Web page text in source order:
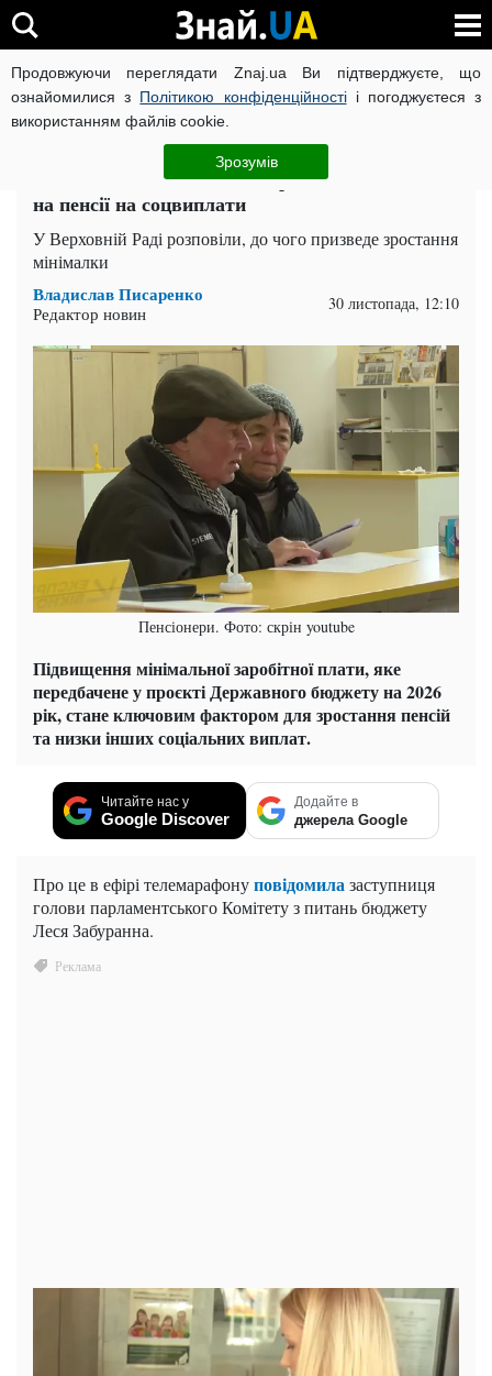
Продовжуючи переглядати Znaj.ua Ви підтверджуєте, що
ознайомилися з Політикою конфіденційностіі погоджуєтеся з
використанням файлів cookie.
Зрозумів
ВІЙНА РОСІЇ ПРОТИ УКРАЇНИ КОРОНАВІРУС В УКРАЇНІ
ЧИТАТЬ НА РУССКОМ
Підвищення мінімальної зарплати: як вплине
на пенсії на соцвиплати
У Верховній Раді розповіли, до чого призведе зростання
мінімалки
Владислав Писаренко
Редактор новин 30 листопада, 12:10
Пенсіонери. Фото: скрін youtube
Підвищення мінімальної заробітної плати, яке
передбачене у проєкті Державного бюджету на 2026
рік, стане ключовим фактором для зростання пенсій
та низки інших соціальних виплат.
Читайте нас у
Google Discover
Додайте в
джерела Google
Про це в ефірі телемарафонуповідомила заступниця
голови парламентського Комітету з питань бюджету
Леся Забуранна.